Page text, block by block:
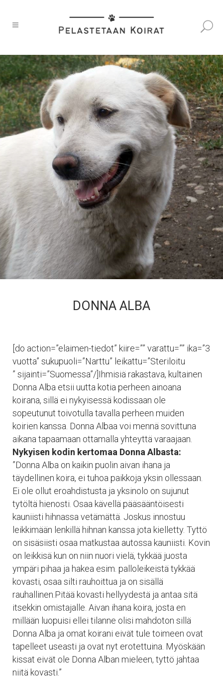
DONNA ALBA
[do action=”elaimen-tiedot” kiire=”” varattu=”” ika=”3
vuotta” sukupuoli=”Narttu” leikattu=”Steriloitu
” sijainti=”Suomessa”/]Ihmisiä rakastava, kultainen
Donna Alba etsii uutta kotia perheen ainoana
koirana, sillä ei nykyisessä kodissaan ole
sopeutunut toivotulla tavalla perheen muiden
koirien kanssa. Donna Albaa voi mennä sovittuna
aikana tapaamaan ottamalla yhteyttä varaajaan.
Nykyisen kodin kertomaa Donna Albasta:
”Donna Alba on kaikin puolin aivan ihana ja
täydellinen koira, ei tuhoa paikkoja yksin ollessaan.
Ei ole ollut eroahdistusta ja yksinolo on sujunut
tytöltä hienosti. Osaa kävellä pääsääntöisesti
kauniisti hihnassa vetämättä. Joskus innostuu
leikkimään lenkillä hihnan kanssa jota kielletty. Tyttö
on sisäsiisti osaa matkustaa autossa kauniisti. Kovin
on leikkisä kun on niin nuori vielä, tykkää juosta
ympäri pihaa ja hakea esim. palloleikeistä tykkää
kovasti, osaa silti rauhoittua ja on sisällä
rauhallinen.Pitää kovasti hellyydestä ja antaa sitä
itsekkin omistajalle. Aivan ihana koira, josta en
millään luopuisi ellei tilanne olisi mahdoton sillä
Donna Alba ja omat koirani eivät tule toimeen ovat
tapelleet useasti ja ovat nyt erotettuina. Myöskään
kissat eivät ole Donna Alban mieleen, tyttö jahtaa
niitä kovasti.”